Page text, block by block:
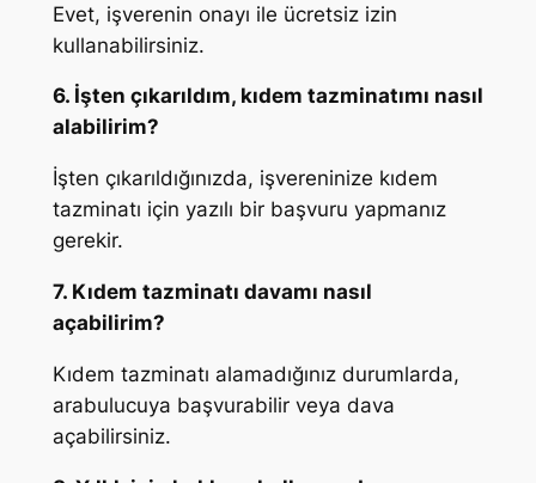
Evet, işverenin onayı ile ücretsiz izin
kullanabilirsiniz.
6. İşten çıkarıldım, kıdem tazminatımı nasıl
alabilirim?
İşten çıkarıldığınızda, işvereninize kıdem
tazminatı için yazılı bir başvuru yapmanız
gerekir.
7. Kıdem tazminatı davamı nasıl
açabilirim?
Kıdem tazminatı alamadığınız durumlarda,
arabulucuya başvurabilir veya dava
açabilirsiniz.